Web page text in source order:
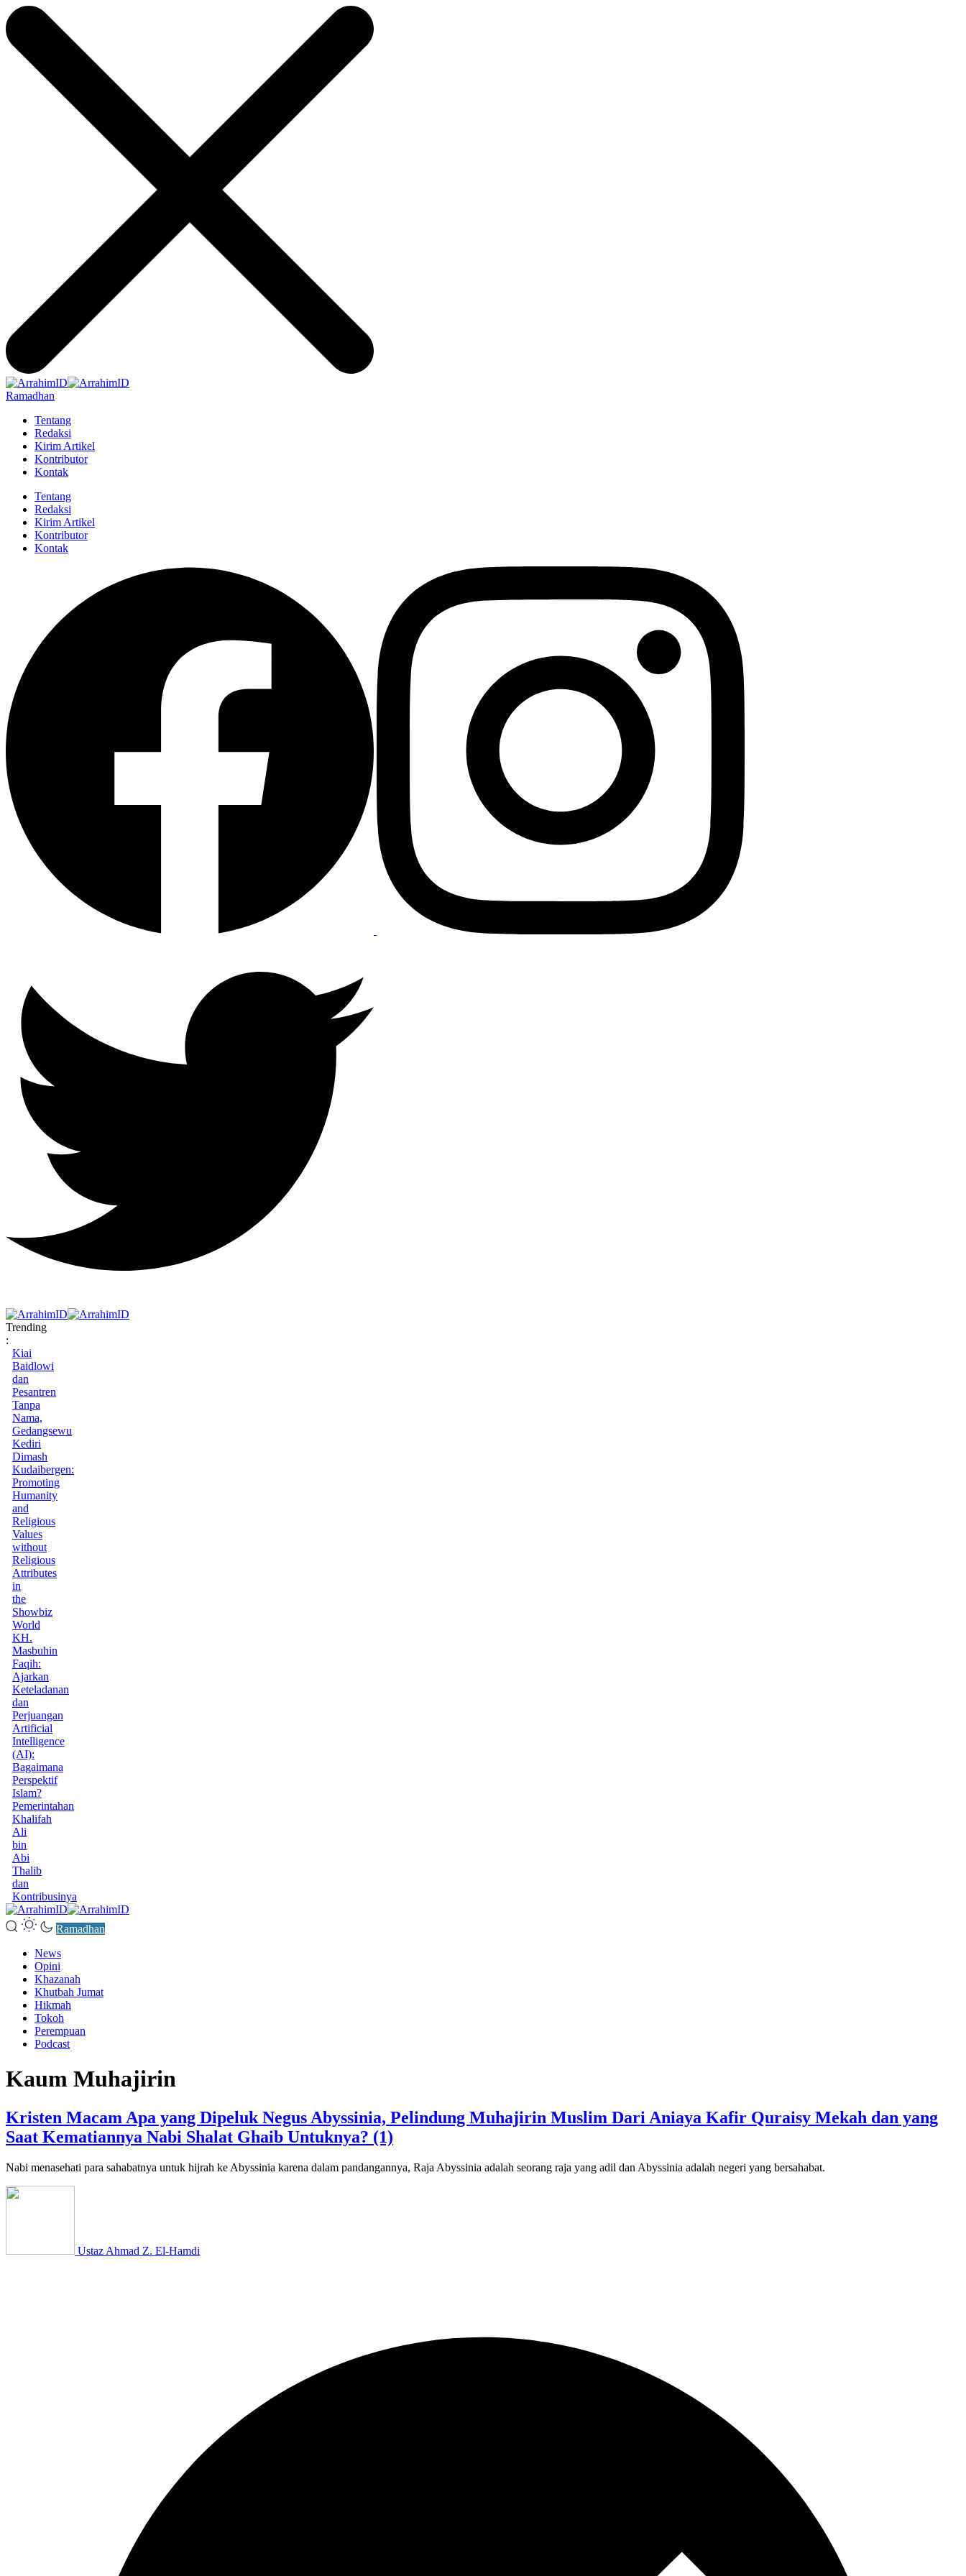
Ramadhan
Tentang
Redaksi
Kirim Artikel
Kontributor
Kontak
Tentang
Redaksi
Kirim Artikel
Kontributor
Kontak
Trending
:
Kiai
Baidlowi
dan
Pesantren
Tanpa
Nama,
Gedangsewu
Kediri
Dimash
Kudaibergen:
Promoting
Humanity
and
Religious
Values
without
Religious
Attributes
in
the
Showbiz
World
KH.
Masbuhin
Faqih:
Ajarkan
Keteladanan
dan
Perjuangan
Artificial
Intelligence
(AI):
Bagaimana
Perspektif
Islam?
Pemerintahan
Khalifah
Ali
bin
Abi
Thalib
dan
Kontribusinya
Ramadhan
News
Opini
Khazanah
Khutbah Jumat
Hikmah
Tokoh
Perempuan
Podcast
Kaum Muhajirin
Kristen Macam Apa yang Dipeluk Negus Abyssinia, Pelindung Muhajirin Muslim Dari Aniaya Kafir Quraisy Mekah dan yang
Saat Kematiannya Nabi Shalat Ghaib Untuknya? (1)
Nabi menasehati para sahabatnya untuk hijrah ke Abyssinia karena dalam pandangannya, Raja Abyssinia adalah seorang raja yang adil dan Abyssinia adalah negeri yang bersahabat.
Ustaz Ahmad Z. El-Hamdi